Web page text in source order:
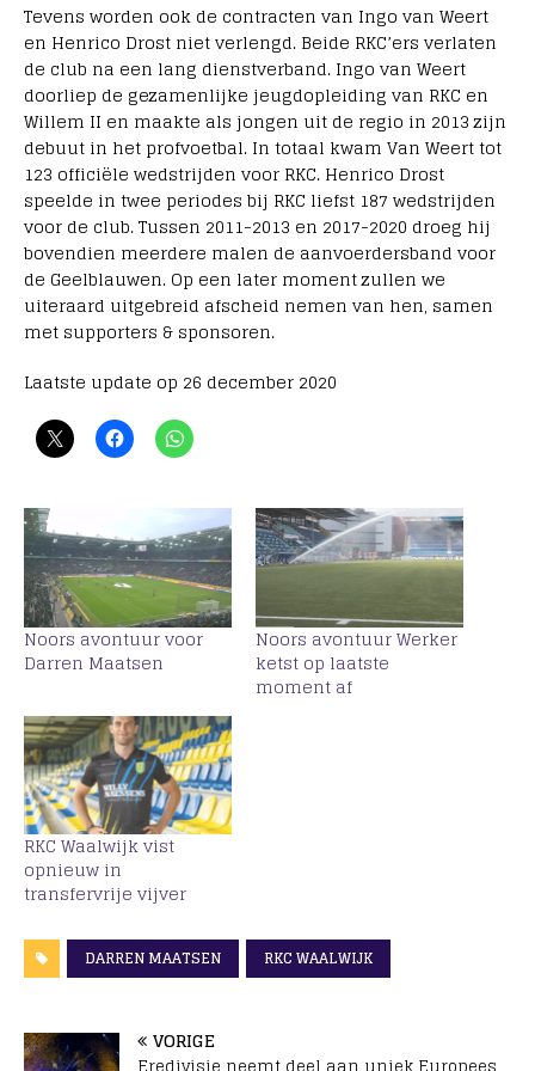
Tevens worden ook de contracten van Ingo van Weert
en Henrico Drost niet verlengd. Beide RKC’ers verlaten
de club na een lang dienstverband. Ingo van Weert
doorliep de gezamenlijke jeugdopleiding van RKC en
Willem II en maakte als jongen uit de regio in 2013 zijn
debuut in het profvoetbal. In totaal kwam Van Weert tot
123 officiële wedstrijden voor RKC. Henrico Drost
speelde in twee periodes bij RKC liefst 187 wedstrijden
voor de club. Tussen 2011-2013 en 2017-2020 droeg hij
bovendien meerdere malen de aanvoerdersband voor
de Geelblauwen. Op een later moment zullen we
uiteraard uitgebreid afscheid nemen van hen, samen
met supporters & sponsoren.
Laatste update op 26 december 2020
Noors avontuur voor
Darren Maatsen
Noors avontuur Werker
ketst op laatste
moment af
RKC Waalwijk vist
opnieuw in
transfervrije vijver
DARREN MAATSEN RKC WAALWIJK
VORIGE